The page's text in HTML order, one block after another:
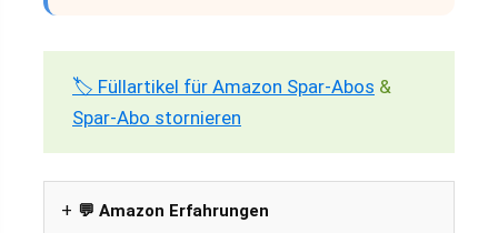
🏷️ Füllartikel für Amazon Spar-Abos &
Spar-Abo stornieren
💬 Amazon Erfahrungen